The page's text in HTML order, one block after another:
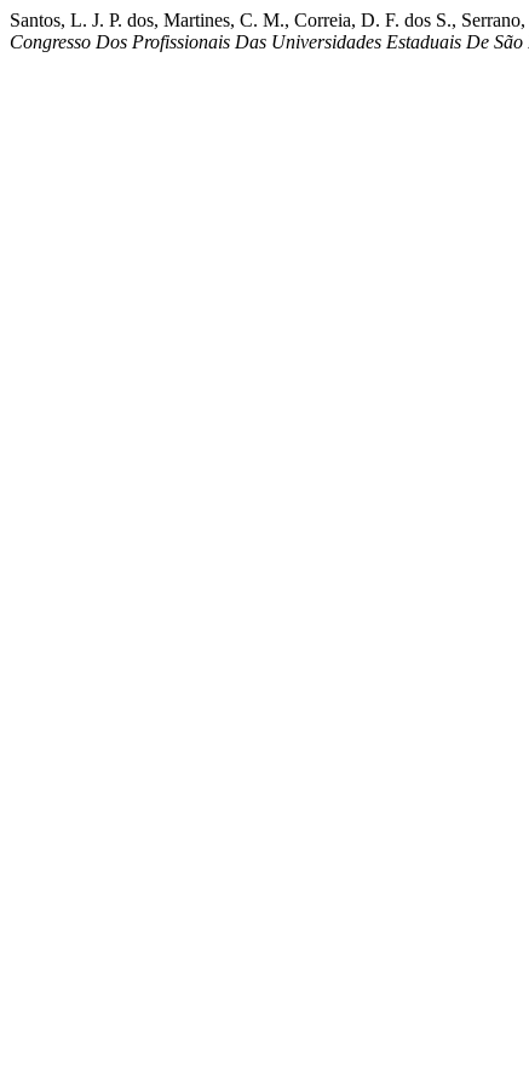
Santos, L. J. P. dos, Martines, C. M., Correia, D. F. dos S.,
Congresso Dos Profissionais Das Universidades Estaduais De